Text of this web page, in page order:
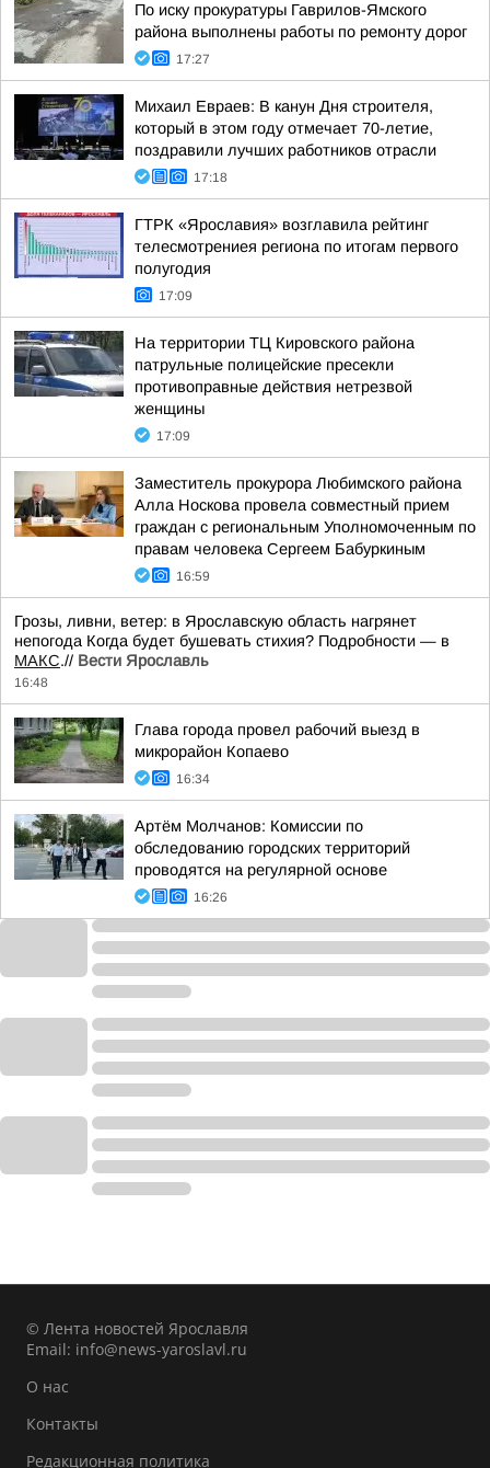
По иску прокуратуры Гаврилов-Ямского
района выполнены работы по ремонту дорог
17:27
Михаил Евраев: В канун Дня строителя,
который в этом году отмечает 70-летие,
поздравили лучших работников отрасли
17:18
ГТРК «Ярославия» возглавила рейтинг
телесмотрениея региона по итогам первого
полугодия
17:09
На территории ТЦ Кировского района
патрульные полицейские пресекли
противоправные действия нетрезвой
женщины
17:09
Заместитель прокурора Любимского района
Алла Носкова провела совместный прием
граждан с региональным Уполномоченным по
правам человека Сергеем Бабуркиным
16:59
Грозы, ливни, ветер: в Ярославскую область нагрянет
непогода Когда будет бушевать стихия? Подробности — в
МАКС.// Вести Ярославль
16:48
Глава города провел рабочий выезд в
микрорайон Копаево
16:34
Артём Молчанов: Комиссии по
обследованию городских территорий
проводятся на регулярной основе
16:26
© Лента новостей Ярославля
Email: info@news-yaroslavl.ru
О нас
Контакты
Редакционная политика